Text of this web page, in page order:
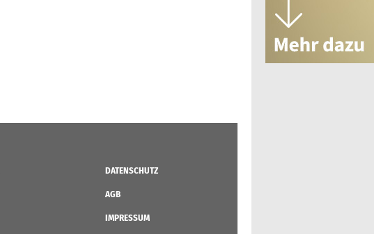
DATENSCHUTZ
AGB
IMPRESSUM